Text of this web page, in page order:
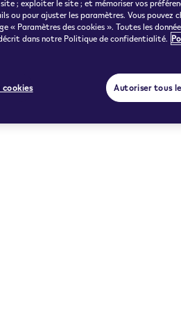
; exploiter le site ; et mémoriser vos
ou pour ajuster les paramètres. Vous pouvez
« Paramètres des cookies ». Toutes les
dans notre Politique de confidentialité.
cookies Autoriser tous